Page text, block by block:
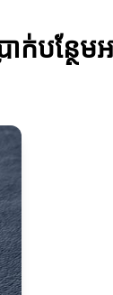
ក់បន្ថែមអ